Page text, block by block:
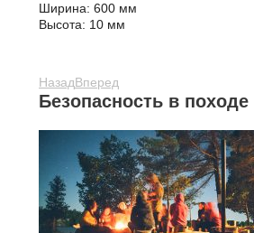
Ширина: 600 мм
Высота: 10 мм
НазадВперед
Безопасность в походе